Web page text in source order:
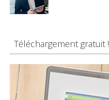
Téléchargement gratuit !